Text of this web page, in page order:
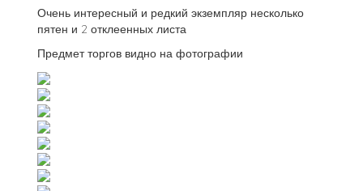
Очень интересный и редкий экземпляр несколько
пятен и 2 отклеенных листа
Предмет торгов видно на фотографии